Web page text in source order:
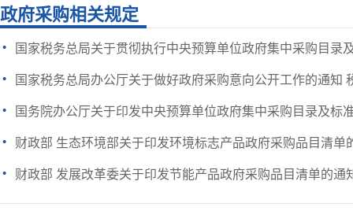
政府采购相关规定
· 国家税务总局关于贯彻执行中央预算单位政府集中采购目录
· 国家税务总局办公厅关于做好政府采购意向公开工作的通知
· 国务院办公厅关于印发中央预算单位政府集中采购目录及标
· 财政部 生态环境部关于印发环境标志产品政府采购品目清单
· 财政部 发展改革委关于印发节能产品政府采购品目清单的通